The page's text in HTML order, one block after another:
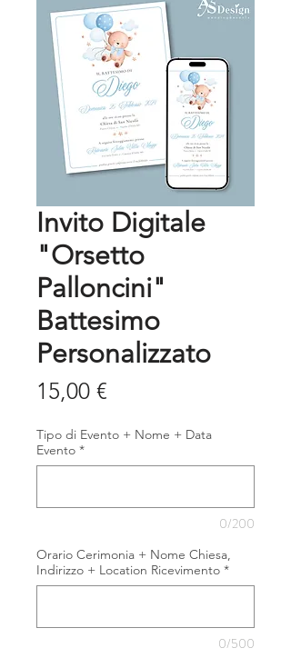
Invito Digitale
"Orsetto
Palloncini"
Battesimo
Personalizzato
15,00 €
Tipo di Evento + Nome + Data
Evento *
0/200
Orario Cerimonia + Nome Chiesa,
Indirizzo + Location Ricevimento *
0/500